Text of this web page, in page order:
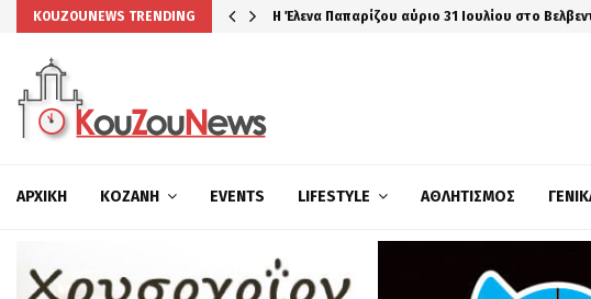
KOUZOUNEWS TRENDING Η Έλενα Παπαρίζου αύριο 31 Ιουλίου στο
ΑΡΧΙΚΉ ΚΟΖΆΝΗ EVENTS LIFESTYLE ΑΘΛΗΤΙΣΜΌΣ